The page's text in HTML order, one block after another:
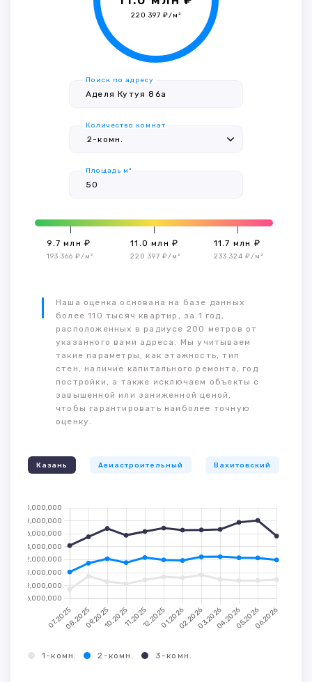
220 397 ₽/м²
Поиск по адресу
Количество комнат
Площадь м²
9.7 млн ₽
193 366 ₽/м²
11.0 млн ₽
220 397 ₽/м²
11.7 млн ₽
233 324 ₽/м²
Наша оценка основана на базе данных
более 110 тысяч квартир, за 1 год,
расположенных в радиусе 200 метров от
указанного вами адреса. Мы учитываем
такие параметры, как этажность, тип
стен, наличие капитального ремонта, год
постройки, а также исключаем объекты с
завышенной или заниженной ценой,
чтобы гарантировать наиболее точную
оценку.
Казань Авиастроительный Вахитовский
1-комн. 2-комн. 3-комн.